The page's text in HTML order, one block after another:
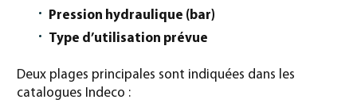
Pression hydraulique (bar)
Type d’utilisation prévue
Deux plages principales sont indiquées dans les
catalogues Indeco :